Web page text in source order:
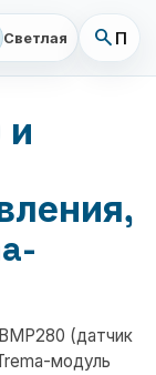
Светлая search
и
(датчик
модуль